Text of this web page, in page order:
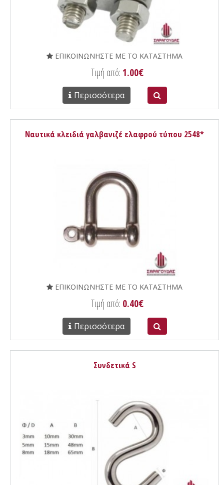
ΕΠΙΚΟΙΝΩΝΗΣΤΕ ΜΕ ΤΟ ΚΑΤΑΣΤΗΜΑ
Τιμή από:1.00€
Περισσότερα
Ναυτικά κλειδιά γαλβανιζέ ελαφρού τύπου 2548*
ΕΠΙΚΟΙΝΩΝΗΣΤΕ ΜΕ ΤΟ ΚΑΤΑΣΤΗΜΑ
Τιμή από: 0.40€
Περισσότερα
Συνδετικά S